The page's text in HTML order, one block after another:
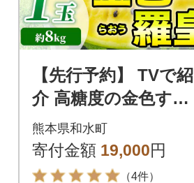
【先行予約】 TVで紹
介 高糖度の金色すい
か! 金色羅王 3L以上 1
玉 約8kg(和水町)
熊本県和水町
寄付金額 19,000円
（4件）